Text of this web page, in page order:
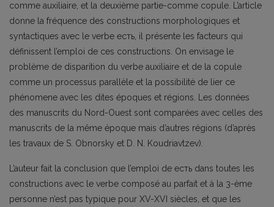
comme auxiliaire, et la deuxième partie-comme copule. L’article
donne la fréquence des constructions morphologiques et
syntactiques avec le verbe ecть, il présente les facteurs qui
définissent l’emploi de ces constructions. On envisage le
problème de disparition du verbe auxiliaire et de la copule
comme un processus parallèle et la possibilité de lier ce
phénomene avec les dites époques et régions. Les données
des manuscrits du Nord-Ouest sont comparées avec celles des
manuscrits de la même époque mais d’autres régions (d’après
les travaux de S. Obnorsky et D. N. Koudriavtzev).
L’auteur fait la conclusion que l’emploi de ecть dans toutes les
constructions avec le verbe composé au parfait et à la 3-ème
personne n’est pas typique pour XV-XVI siècles, et que les